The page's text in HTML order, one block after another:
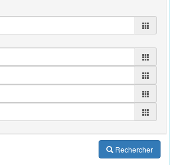
Rechercher